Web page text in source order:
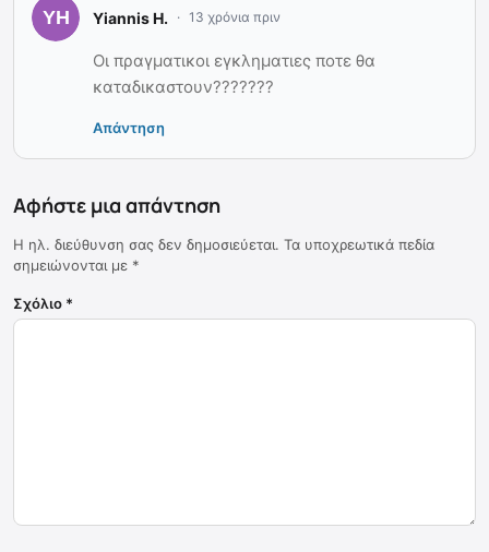
Yiannis H. 13 χρόνια πριν
Οι πραγματικοι εγκληματιες ποτε θα
καταδικαστουν???????
Απάντηση
Αφήστε μια απάντηση
Η ηλ. διεύθυνση σας δεν δημοσιεύεται. Τα υποχρεωτικά πεδία
σημειώνονται με *
Σχόλιο *